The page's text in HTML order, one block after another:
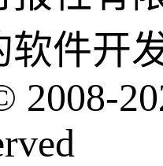
软件开
2008-